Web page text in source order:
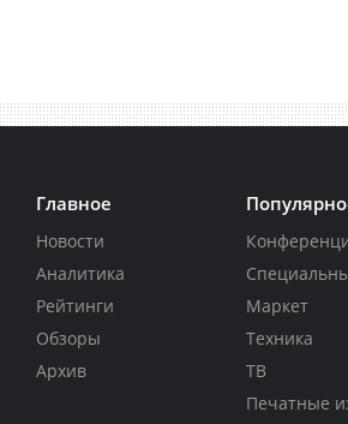
Главное
Новости
Аналитика
Рейтинги
Обзоры
Архив
Маркет
Техника
ТВ
Печатные